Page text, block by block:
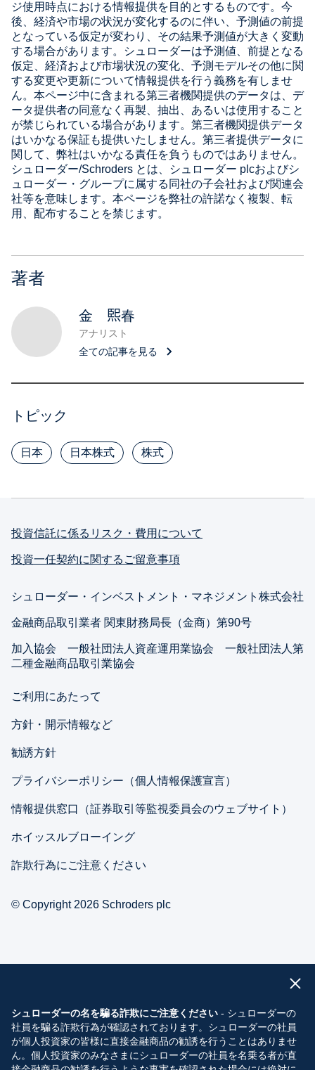
ジ使用時点における情報提供を目的とするものです。今
後、経済や市場の状況が変化するのに伴い、予測値の前提
となっている仮定が変わり、その結果予測値が大きく変動
する場合があります。シュローダーは予測値、前提となる
仮定、経済および市場状況の変化、予測モデルその他に関
する変更や更新について情報提供を行う義務を有しませ
ん。本ページ中に含まれる第三者機関提供のデータは、デ
ータ提供者の同意なく再製、抽出、あるいは使用すること
が禁じられている場合があります。第三者機関提供データ
はいかなる保証も提供いたしません。第三者提供データに
関して、弊社はいかなる責任を負うものではありません。
シュローダー/Schroders とは、シュローダー plcおよびシ
ュローダー・グループに属する同社の子会社および関連会
社等を意味します。本ページを弊社の許諾なく複製、転
用、配布することを禁じます。
著者
金 𤋮春
アナリスト
全ての記事を見る
トピック
日本 日本株式 株式
投資信託に係るリスク・費用について
投資一任契約に関するご留意事項
シュローダー・インベストメント・マネジメント株式会社
金融商品取引業者 関東財務局長（金商）第90号
加入協会 一般社団法人資産運用業協会 一般社団法人第
二種金融商品取引業協会
ご利用にあたって
方針・開示情報など
勧誘方針
プライバシーポリシー（個人情報保護宣言）
情報提供窓口（証券取引等監視委員会のウェブサイト）
ホイッスルブローイング
詐欺行為にご注意ください
© Copyright 2026 Schroders plc
シュローダーの名を騙る詐欺にご注意ください - シュローダーの
社員を騙る詐欺行為が確認されております。シュローダーの社員
が個人投資家の皆様に直接金融商品の勧誘を行うことはありませ
ん。個人投資家のみなさまにシュローダーの社員を名乗る者が直